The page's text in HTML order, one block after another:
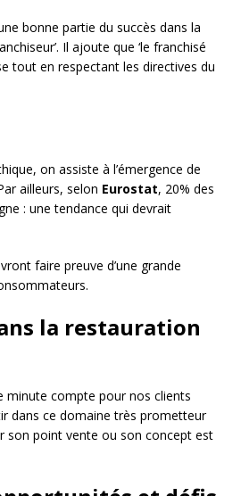
bonne partie du succès dans la
Il ajoute que ‘le franchisé
tout en respectant les directives du
on assiste à l’émergence de
ailleurs, selon Eurostat, 20% des
: une tendance qui devrait
faire preuve d’une grande
la restauration
compte pour nos clients
dans ce domaine très prometteur
son point vente ou son concept est